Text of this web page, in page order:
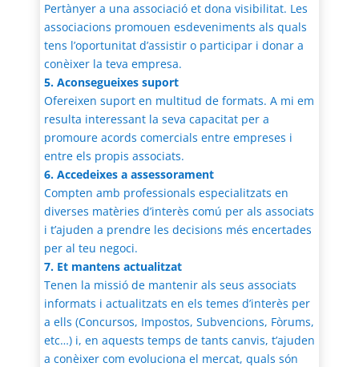
Pertànyer a una associació et dona visibilitat. Les
associacions promouen esdeveniments als quals
tens l’oportunitat d’assistir o participar i donar a
conèixer la teva empresa.
5. Aconsegueixes suport
Ofereixen suport en multitud de formats. A mi em
resulta interessant la seva capacitat per a
promoure acords comercials entre empreses i
entre els propis associats.
6. Accedeixes a assessorament
Compten amb professionals especialitzats en
diverses matèries d’interès comú per als associats
i t’ajuden a prendre les decisions més encertades
per al teu negoci.
7. Et mantens actualitzat
Tenen la missió de mantenir als seus associats
informats i actualitzats en els temes d’interès per
a ells (Concursos, Impostos, Subvencions, Fòrums,
etc…) i, en aquests temps de tants canvis, t’ajuden
a conèixer com evoluciona el mercat, quals són